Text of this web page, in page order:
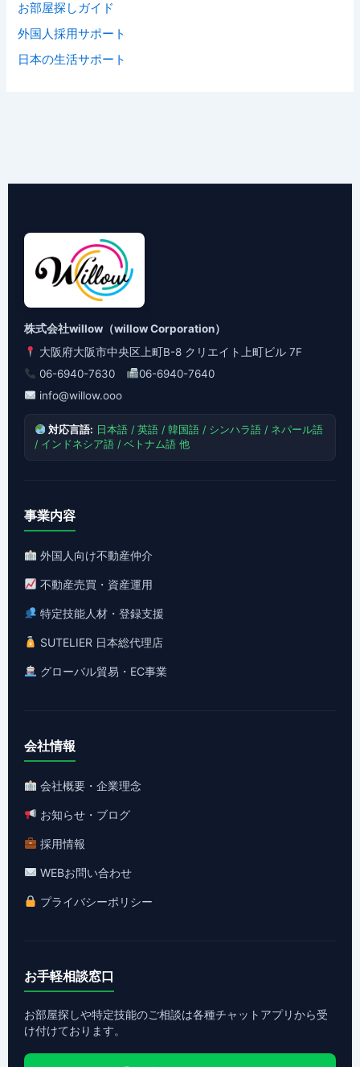
お部屋探しガイド
外国人採用サポート
日本の生活サポート
株式会社willow（willow Corporation）
大阪府大阪市中央区上町B-8 クリエイト上町ビル 7F
06-6940-7630
06-6940-7640
info@willow.ooo
対応言語: 日本語 / 英語 / 韓国語 / シンハラ語 / ネパール語
/ インドネシア語 / ベトナム語 他
事業内容
外国人向け不動産仲介
不動産売買・資産運用
特定技能人材・登録支援
SUTELIER 日本総代理店
グローバル貿易・EC事業
会社情報
会社概要・企業理念
お知らせ・ブログ
採用情報
WEBお問い合わせ
プライバシーポリシー
お手軽相談窓口
お部屋探しや特定技能のご相談は各種チャットアプリから受
け付けております。